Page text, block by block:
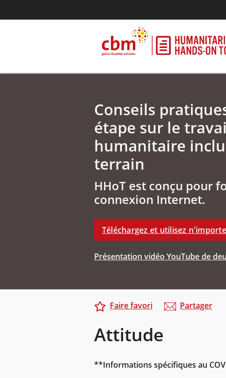
Conseils
étape sur le
humanitaire
terrain
HHoT est conçu pour
connexion Internet.
Téléchargez et utilisez
Présentation vidéo YouTube de
Attitude
Faire favori Partager
**Informations spécifiques au